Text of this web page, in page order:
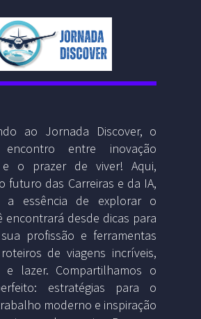
ao Jornada Discover, o
entre inovação
e o prazer de viver! Aqui,
futuro das Carreiras e da IA,
a essência de explorar o
encontrará desde dicas para
profissão e ferramentas
de viagens incríveis,
e lazer. Compartilhamos o
estratégias para o
moderno e inspiração